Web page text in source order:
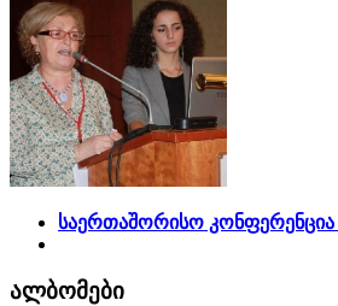
საერთაშორისო კონფერენცია
ალბომები